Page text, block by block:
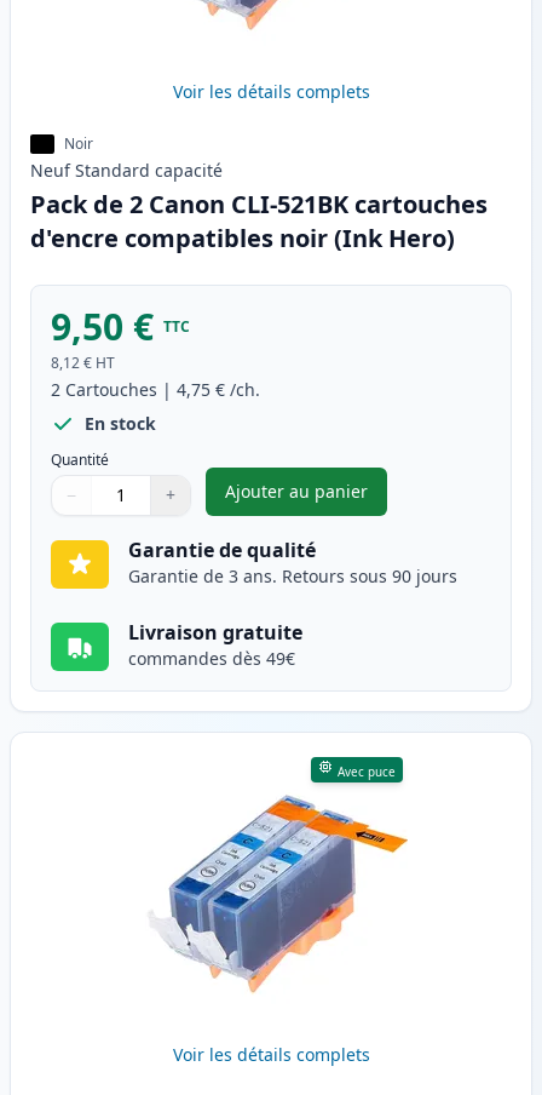
Voir les détails complets
Noir
Neuf Standard capacité
Pack de 2 Canon CLI-521BK cartouches
d'encre compatibles noir (Ink Hero)
9,50 € TTC
8,12 € HT
2 Cartouches | 4,75 € /ch.
En stock
Quantité
Quantité
Utilisez les boutons pour ajuster
− +
Quantité
Ajouter au panier
,Pack de 2 Canon CLI-
Garantie de qualité
Garantie de 3 ans. Retours sous 90 jours
Livraison gratuite
commandes dès 49€
Avec puce
Voir les détails complets